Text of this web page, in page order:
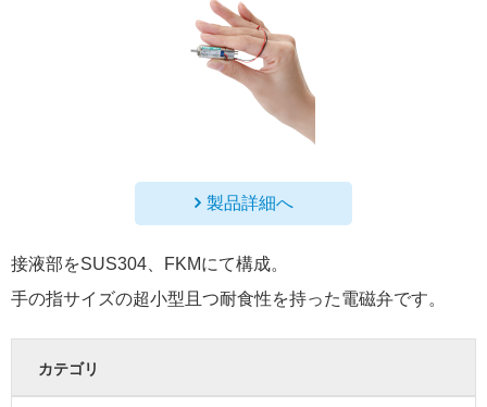
製品詳細へ
接液部をSUS304、FKMにて構成。
手の指サイズの超小型且つ耐食性を持った電磁弁です。
カテゴリ